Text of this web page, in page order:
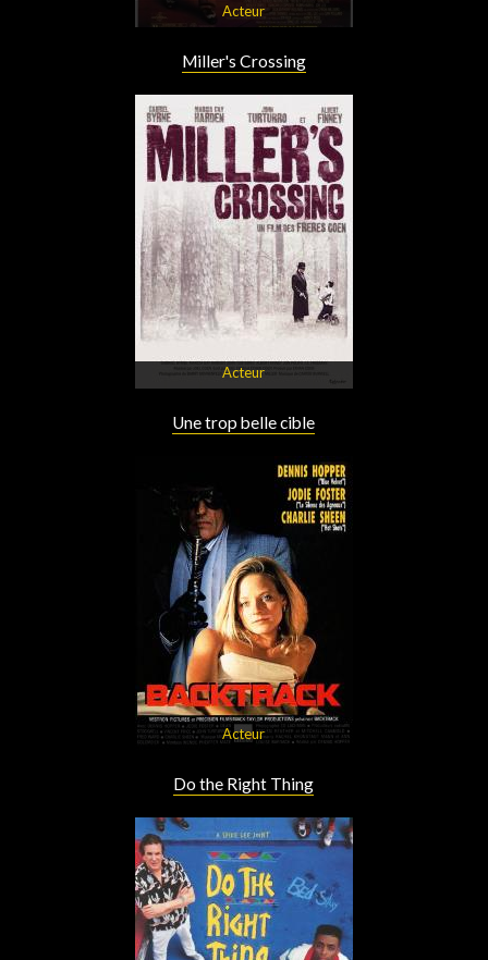
Acteur
Miller's Crossing
Acteur
Une trop belle cible
Acteur
Do the Right Thing